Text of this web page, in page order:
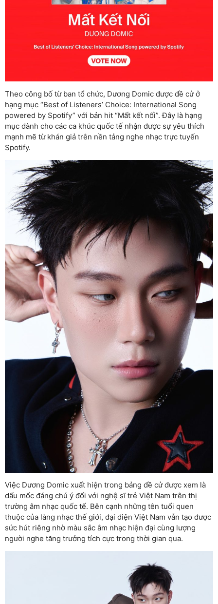
Theo công bố từ ban tổ chức, Dương Domic được đề cử ở
hạng mục “Best of Listeners’ Choice: International Song
powered by Spotify” với bản hit “Mất kết nối”. Đây là hạng
mục dành cho các ca khúc quốc tế nhận được sự yêu thích
mạnh mẽ từ khán giả trên nền tảng nghe nhạc trực tuyến
Spotify.
Việc Dương Domic xuất hiện trong bảng đề cử được xem là
dấu mốc đáng chú ý đối với nghệ sĩ trẻ Việt Nam trên thị
trường âm nhạc quốc tế. Bên cạnh những tên tuổi quen
thuộc của làng nhạc thế giới, đại diện Việt Nam vẫn tạo được
sức hút riêng nhờ màu sắc âm nhạc hiện đại cùng lượng
người nghe tăng trưởng tích cực trong thời gian qua.